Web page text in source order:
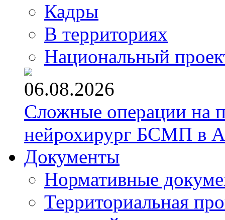
Кадры
В территориях
Национальный
06.08.2026
Сложные операции на
нейрохирург БСМП в
Документы
Нормативные
Территориальная